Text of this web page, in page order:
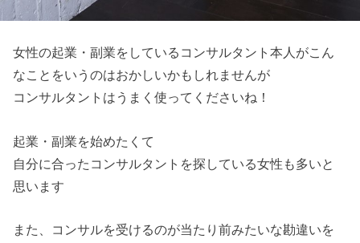
女性の起業・副業をしているコンサルタント本人がこん
なことをいうのはおかしいかもしれませんが
コンサルタントはうまく使ってくださいね！
起業・副業を始めたくて
自分に合ったコンサルタントを探している女性も多いと
思います
また、コンサルを受けるのが当たり前みたいな勘違いを